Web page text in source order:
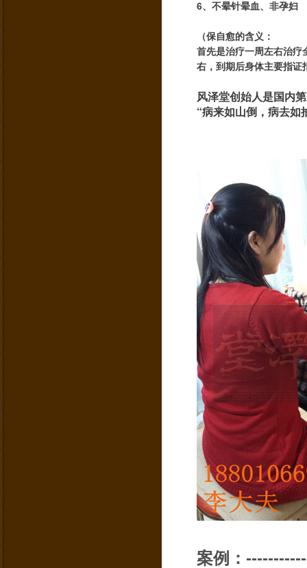
6、不晕针晕血、非孕妇
（保自愈的含义：
首先是治疗一周左右治疗
右，到期后身体主要指证
风泽堂创始人是国内
“病来如山倒，病去如
案例：